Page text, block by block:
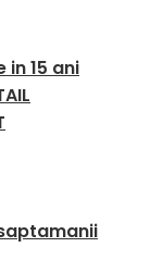
in 15 ani